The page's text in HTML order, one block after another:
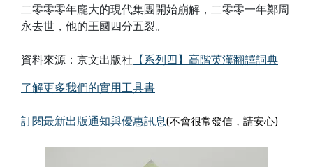
二零零零年龐大的現代集團開始崩解，二零零一年鄭周
永去世，他的王國四分五裂。
資料來源：京文出版社 【系列四】高階英漢翻譯詞典
了解更多我們的實用工具書
訂閱最新出版通知與優惠訊息(不會很常發信，請安心)